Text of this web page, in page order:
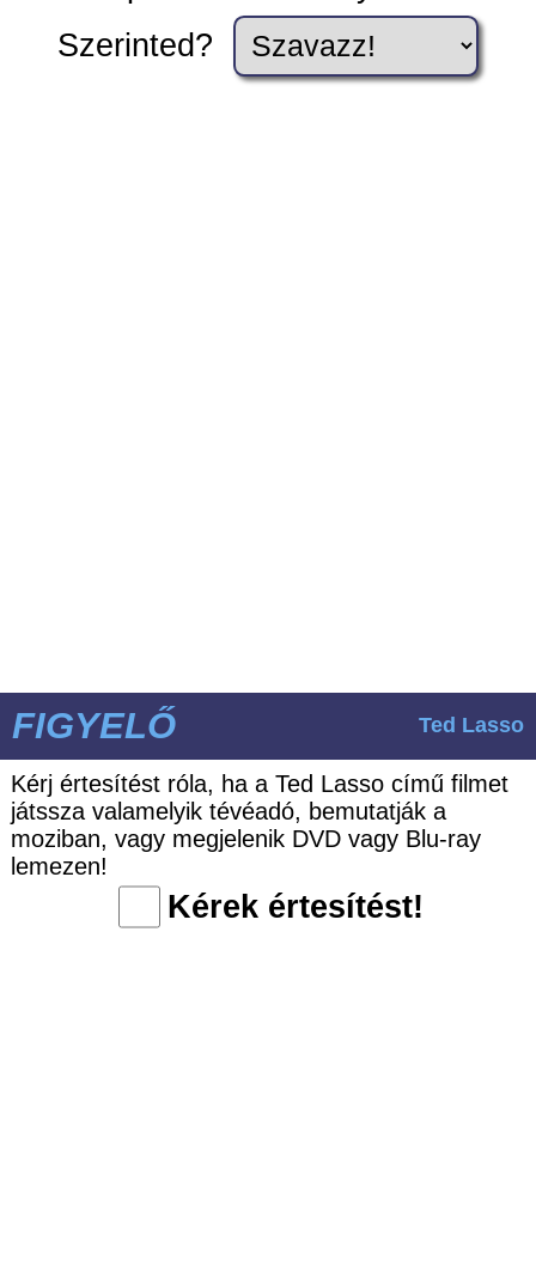
Szerinted?
FIGYELŐ Ted Lasso
Kérj értesítést róla, ha a Ted Lasso című filmet
játssza valamelyik tévéadó, bemutatják a
moziban, vagy megjelenik DVD vagy Blu-ray
lemezen!
Kérek értesítést!